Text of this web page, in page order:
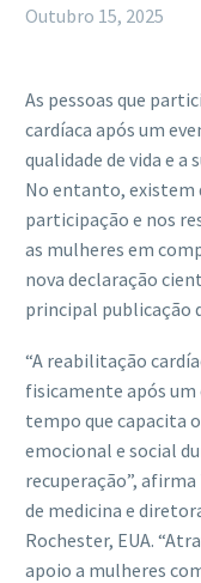
Outubro 15, 2025
As pessoas que
cardíaca após um
qualidade de vida e a
No entanto, existem
participação e nos
as mulheres em
nova declaração
principal publicação
“A reabilitação
fisicamente após um
tempo que capacita
emocional e social
recuperação”,
de medicina e
Rochester, EUA.
apoio a mulheres